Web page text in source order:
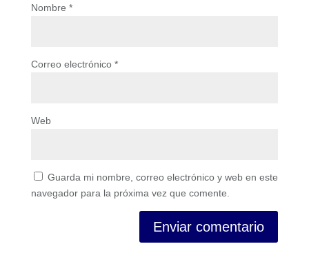
Nombre *
Correo electrónico *
Web
Guarda mi nombre, correo electrónico y web en este
navegador para la próxima vez que comente.